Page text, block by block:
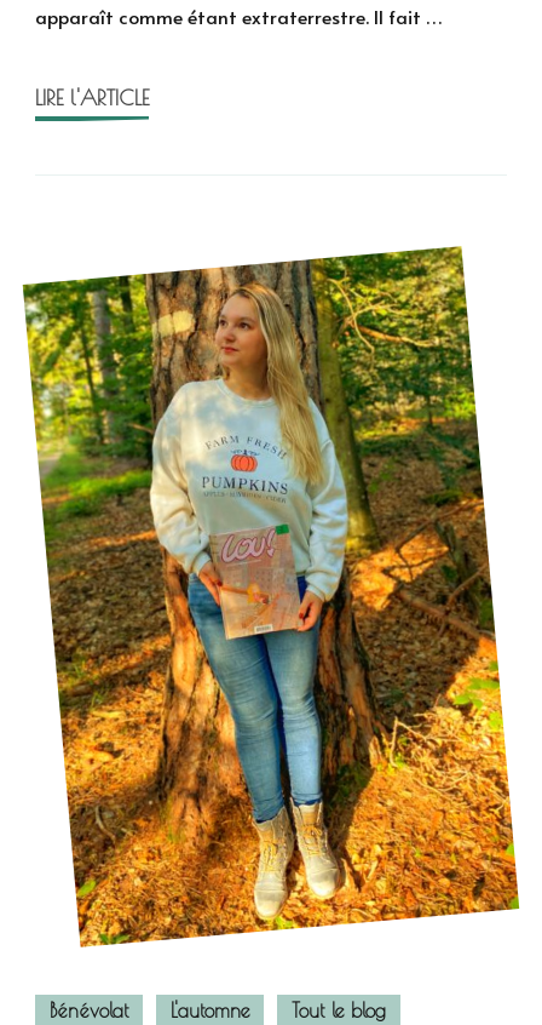
apparaît comme étant extraterrestre. Il fait …
LIRE l'ARTICLE
Bénévolat L'automne Tout le blog